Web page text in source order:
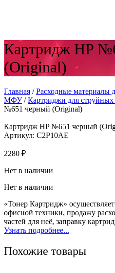
Картридж HP
(Original)
Главная /Расходные материалы
МФУ/Картриджи для струйных
№651 черный (Original)
Картридж HP №651 черный
Артикул: C2P10AE
2280 ₽
Нет в наличии
Нет в наличии
«Тонер Картридж»
офисной техники, продажу
частей для неё, заправку
Узнать подробнее...
Похожие товары